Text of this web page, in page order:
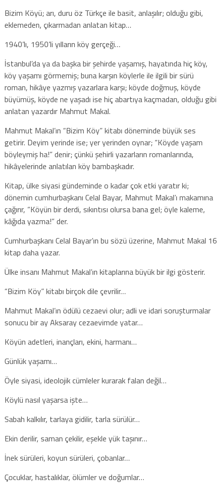
Bizim Köyü; arı, duru öz Türkçe ile basit, anlaşılır; olduğu gibi,
eklemeden, çıkarmadan anlatan kitap…
1940’lı, 1950’li yılların köy gerçeği…
İstanbul’da ya da başka bir şehirde yaşamış, hayatında hiç köy,
köy yaşamı görmemiş; buna karşın köylerle ile ilgili bir sürü
roman, hikâye yazmış yazarlara karşı; köyde doğmuş, köyde
büyümüş, köyde ne yaşadı ise hiç abartıya kaçmadan, olduğu gibi
anlatan yazardır Mahmut Makal.
Mahmut Makal’ın “Bizim Köy” kitabı döneminde büyük ses
getirir. Deyim yerinde ise; yer yerinden oynar; “Köyde yaşam
böyleymiş ha!” denir; çünkü şehirli yazarların romanlarında,
hikâyelerinde anlatılan köy bambaşkadır.
Kitap, ülke siyasi gündeminde o kadar çok etki yaratır ki;
dönemin cumhurbaşkanı Celal Bayar, Mahmut Makal’ı makamına
çağırır, “Köyün bir derdi, sıkıntısı olursa bana gel; öyle kaleme,
kâğıda yazma!” der.
Cumhurbaşkanı Celal Bayar’ın bu sözü üzerine, Mahmut Makal 16
kitap daha yazar.
Ülke insanı Mahmut Makal’ın kitaplarına büyük bir ilgi gösterir.
“Bizim Köy” kitabı birçok dile çevrilir…
Mahmut Makal’ın ödülü cezaevi olur; adli ve idari soruşturmalar
sonucu bir ay Aksaray cezaevimde yatar…
Köyün adetleri, inançları, ekini, harmanı…
Günlük yaşamı…
Öyle siyasi, ideolojik cümleler kurarak falan değil…
Köylü nasıl yaşarsa işte…
Sabah kalkılır, tarlaya gidilir, tarla sürülür…
Ekin derilir, saman çekilir, eşekle yük taşınır…
İnek sürüleri, koyun sürüleri, çobanlar…
Çocuklar, hastalıklar, ölümler ve doğumlar…